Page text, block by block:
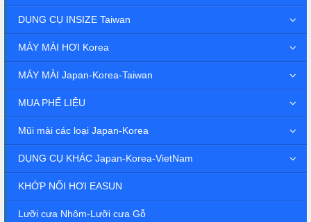
DỤNG CỤ INSIZE Taiwan
MÁY MÀI HƠI Korea
MÁY MÀI Japan-Korea-Taiwan
MUA PHẾ LIỆU
Mũi mài các loại Japan-Korea
DỤNG CỤ KHÁC Japan-Korea-VietNam
KHỚP NỐI HƠI EASUN
Lưỡi cưa Nhôm-Lưỡi cưa Gỗ